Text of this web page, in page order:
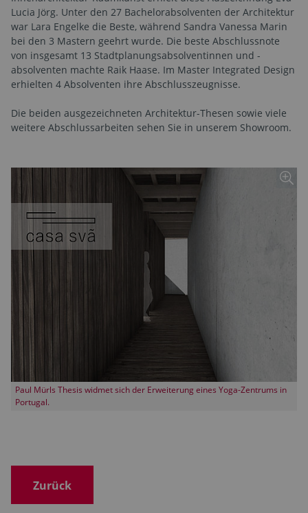
Lucia Jörg. Unter den 27 Bachelorabsolventen der Architektur
war Lara Engelke die Beste, während Sandra Vanessa Marin
bei den 3 Mastern geehrt wurde. Die beste Abschlussnote
von insgesamt 13 Stadtplanungsabsolventinnen und -
absolventen machte Raik Haase. Im Master Integrated Design
erhielten 4 Absolventen ihre Abschlusszeugnisse.
Die beiden ausgezeichneten Architektur-Thesen sowie viele
weitere Abschlussarbeiten sehen Sie in unserem Showroom.
Paul Mürls Thesis widmet sich der Erweiterung eines Yoga-Zentrums in
Portugal.
Zurück